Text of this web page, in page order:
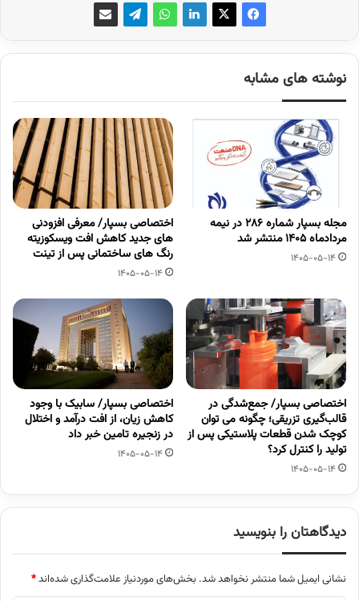
نوشته های مشابه
مجله بسپار شماره 286 در نیمه
مردادماه 1405 منتشر شد
1405-05-14
اختصاصی بسپار/ معرفی افزودنی
های جدید کاهش افت ویسکوزیته
رنگ های ساختمانی پس از تینت
1405-05-14
اختصاصی بسپار/ جمع‌شدگی در
قالب‌گیری تزریقی؛ چگونه می توان
کوچک شدن قطعات پلاستیکی پس از
تولید را کنترل کرد؟
1405-05-14
اختصاصی بسپار/ سابیک با وجود
کاهش زیان، از افت درآمد و اختلال
در زنجیره تامین خبر داد
1405-05-14
دیدگاهتان را بنویسید
نشانی ایمیل شما منتشر نخواهد شد. بخش‌های موردنیاز علامت‌گذاری شده‌اند*